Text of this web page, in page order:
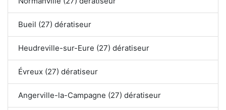
Bueil (27) dératiseur
Heudreville-sur-Eure (27) dératiseur
Évreux (27) dératiseur
Angerville-la-Campagne (27) dératiseur